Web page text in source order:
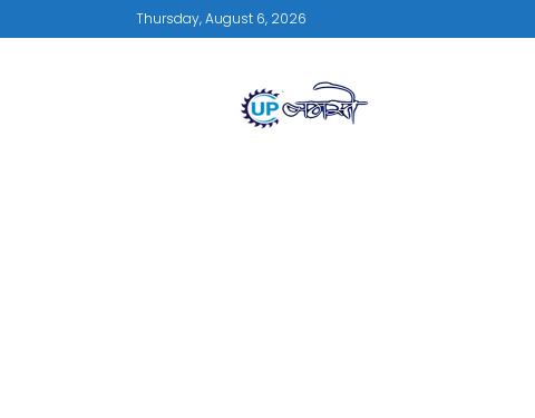
Thursday, August 6, 2026